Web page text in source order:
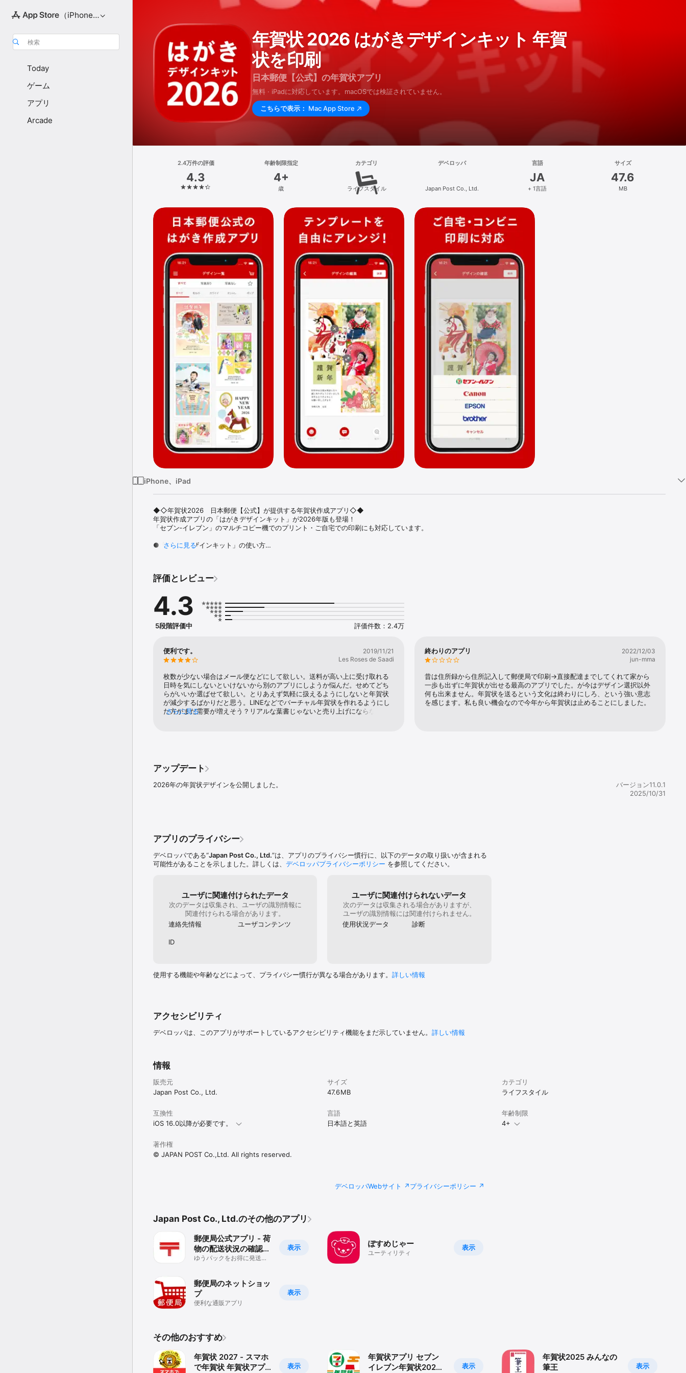
（iPhone向け）
検索
Today
ゲーム
アプリ
Arcade
年賀状 2026 はがきデザインキット 年賀
状を印刷
日本郵便【公式】の年賀状アプリ
無料 · iPadに対応しています。macOSでは検証されていません。
こちらで表示： Mac App Store
2.4万件の評価
4.3
年齢制限指定
4+
歳
カテゴリ
ライフスタイル
デベロッパ
Japan Post Co., Ltd.
言語
JA
+ 1言語
サイズ
47.6
MB
iPhone、iPad
◆◇年賀状2026　日本郵便【公式】が提供する年賀状作成アプリ◇◆
年賀状作成アプリの「はがきデザインキット」が2026年版も登場！
「セブン‐イレブン」のマルチコピー機でのプリント・ご自宅での印刷にも対応しています。
●「はがきデザインキット」の使い方
定番の干支イラストタイプから、写真を入れてデザインするフォトフレームタイプなど、400種類以上の年賀状テ
ンプレートをご用意しています。
また年賀状のデザイン以外にも、喪中はがき・寒中はがきのデザインもご利用いただけます。
●人気機能「セブン‐イレブン」のマルチコピー機でのプリントに対応
デザイン完成後に「セブン‐イレブン」での印刷を選択すると、「プリント予約番号」が発行されます。
セブン‐イレブンへはがきを持ち込み、店頭のマルチコピー機に「年賀はがき」をセットの上、「プリント予約番
その他にも「はがきデザインキット」は年賀状 作成をサポートする様々な機能をご用意しています。ぜひご利用
ください。
＼「はがきデザインキット」はこんな方へおすすめです／
・メッセージカード作成アプリを使い、写真付き年賀状にメッセージを入れて作成したい
・2025年は日本郵便の年賀状アプリを利用し結婚報告を兼ねた年賀状 作成をしたので、2026年も同じ年賀状ア
プリを使い、今度は出産報告写真年賀状を作りたい
・結婚報告のハガキを写真はがき作成アプリで作り、新年の挨拶と共に友人に送りたい
＜年賀状をカンタンに作成し、印刷したい方＞
・色んな年賀状 アプリを使ってみたけど自分に合う年賀状 アプリに出会えていない
・年賀状 作成にあまり時間をかけたくないので、効率的にハガキ 作成ができる年賀状アプリを探している
・デザインした画像を保存してコンビニで印刷できる、年賀状作成に役立つアプリが欲しい
・数枚だけ年賀状作成するので、年賀状プリントを近所のセブン‐イレブンで済ませたい
・郵便局の年賀状プリントに頼んでいたが、2026年の年賀状は宛名印刷からデザイン面まで自分で年賀状プリン
トアウトにチャレンジしたい
・お年玉付き年賀ハガキを用意し家で印刷したいがプリンターがないので、セブン‐イレブンで簡単印刷したい
と年賀状 作成を楽しみたい
・ポップな干支キャラクターデザインではなく、書道のようなフォントを用いてシンプルな年賀状デザインにす
るため、文字も編集できる年賀状ソフトのような年賀状作りアプリが欲しい
＜喪中はがきの作成や、冬季シーズンの季節の挨拶をしたい方＞
・近況報告のために寒中見舞いを送りたいので、コンビニ印刷ができるはがき作りアプリが欲しい
・喪中はがき作成アプリで挨拶文例があるものを使い、喪中ハガキを作成したい
・初めての寒中はがき作りなので、おしゃれなデザインの寒中はがきを作り、相手に喜んでもらいたい
・寒中見舞いをデザインした後に、コンビニプリントや自宅印刷できる年賀状アプリを探している
・お店の喪中ハガキではなく、喪中はがき作成アプリを使いオリジナルのハガキを作成したい
・人とは違うハガキを作りたいのでハガキ 作成にはこだわりたい
さらに見る
評価とレビュー
4.3
5段階評価中 評価件数：2.4万
便利です。
2019/11/21
Les Roses de Saadi
枚数が少ない場合はメール便などにして欲しい。送料が高い上に受け取れる
日時を気にしないといけないから別のアプリにしようか悩んだ。せめてどち
らがいいか選ばせて欲しい。とりあえず気軽に扱えるようにしないと年賀状
が減少するばかりだと思う。LINEなどでバーチャル年賀状を作れるようにし
た方がまだ需要が増えそう？リアルな葉書じゃないと売り上げにならないの
文はバランスが悪くなってしまう。デザインが絵だけのバージョンもあると
文字を工夫してもっと求めるイメージに近付けられるんだけどなと惜しい気
持ちになったものもありました。
さらに見る
終わりのアプリ
2022/12/03
jun-mma
昔は住所録から住所記入して郵便局で印刷→直接配達までしてくれて家から
一歩も出ずに年賀状が出せる最高のアプリでした。が今はデザイン選択以外
何も出来ません。年賀状を送るという文化は終わりにしろ、という強い意志
を感じます。私も良い機会なので今年から年賀状は止めることにしました。
アップデート
2026年の年賀状デザインを公開しました。
バージョン11.0.1
2025/10/31
アプリのプライバシー
デベロッパである“Japan Post Co., Ltd.”は、アプリのプライバシー慣行に、以下のデータの取り扱いが含まれる
可能性があることを示しました。詳しくは、 デベロッパプライバシーポリシー を参照してください。
ユーザに関連付けられたデータ
次のデータは収集され、ユーザの識別情報に
関連付けられる場合があります。
連絡先情報
ユーザコンテンツ
ID
ユーザに関連付けられないデータ
次のデータは収集される場合がありますが、
ユーザの識別情報には関連付けられません。
使用状況データ
診断
使用する機能や年齢などによって、プライバシー慣行が異なる場合があります。 詳しい情報
アクセシビリティ
デベロッパは、このアプリがサポートしているアクセシビリティ機能をまだ示していません。 詳しい情報
情報
販売元
Japan Post Co., Ltd.
サイズ
47.6 MB
カテゴリ
ライフスタイル
互換性
iOS 16.0以降が必要です。
言語
日本語と英語
年齢制限
4+
著作権
© JAPAN POST Co.,Ltd. All rights reserved.
デベロッパWebサイト プライバシーポリシー
Japan Post Co., Ltd.のその他のアプリ
表示
郵便局公式アプリ - 荷
物の配送状況の確認や
再配達が簡単に
ゆうパックをお得に発送で
表示
郵便局のネットショッ
プ
便利な通販アプリ
表示
ぽすめじゃー
ユーティリティ
その他のおすすめ
表示
年賀状 2027 - スマホ
で年賀状 年賀状アプ
表示
年賀状アプリ セブン
イレブン年賀状2026
表示
年賀状2025 みんなの
筆王